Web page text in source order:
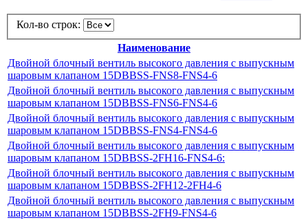
Кол-во строк:
Наименование
Двойной блочный вентиль высокого давления с выпускным
шаровым клапаном 15DBBSS-FNS8-FNS4-6
Двойной блочный вентиль высокого давления с выпускным
шаровым клапаном 15DBBSS-FNS6-FNS4-6
Двойной блочный вентиль высокого давления с выпускным
шаровым клапаном 15DBBSS-FNS4-FNS4-6
Двойной блочный вентиль высокого давления с выпускным
шаровым клапаном 15DBBSS-2FH16-FNS4-6:
Двойной блочный вентиль высокого давления с выпускным
шаровым клапаном 15DBBSS-2FH12-2FH4-6
Двойной блочный вентиль высокого давления с выпускным
шаровым клапаном 15DBBSS-2FH9-FNS4-6